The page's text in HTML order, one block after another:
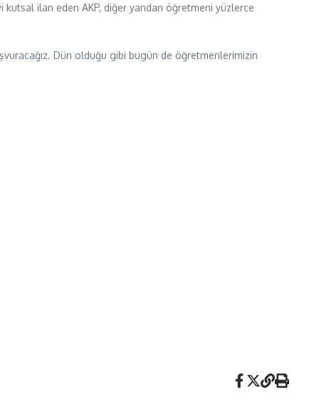
kutsal ilan eden AKP, diğer yandan öğretmeni yüzlerce
Dün olduğu gibi bugün de öğretmenlerimizin